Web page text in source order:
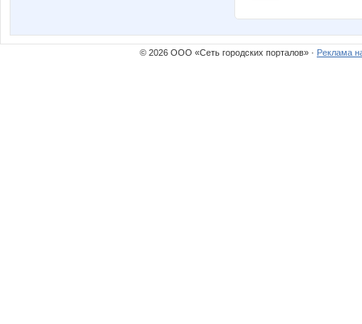
© 2026 ООО «Сеть городских порталов» · Реклама